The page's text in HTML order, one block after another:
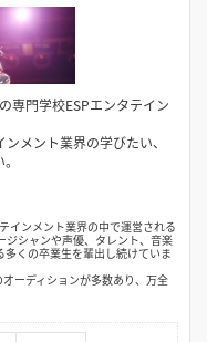
専門学校ESPエンタテイン
メント業界の学びたい、
インメント業界の中で運営される
ジシャンや声優、タレント、音楽
くの卒業生を輩出し続けていま
ーディションが多数あり、万全